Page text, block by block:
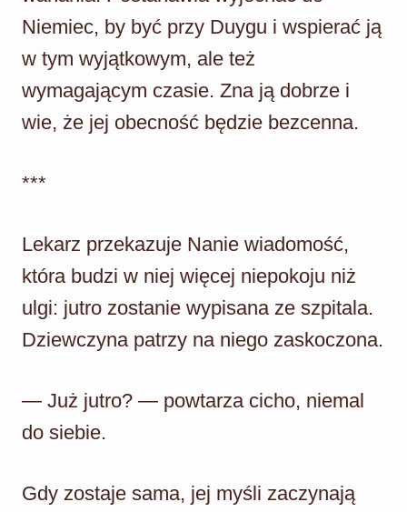
Niemiec, by być przy Duygu i wspierać ją
w tym wyjątkowym, ale też
wymagającym czasie. Zna ją dobrze i
wie, że jej obecność będzie bezcenna.
***
Lekarz przekazuje Nanie wiadomość,
która budzi w niej więcej niepokoju niż
ulgi: jutro zostanie wypisana ze szpitala.
Dziewczyna patrzy na niego zaskoczona.
— Już jutro? — powtarza cicho, niemal
do siebie.
Gdy zostaje sama, jej myśli zaczynają